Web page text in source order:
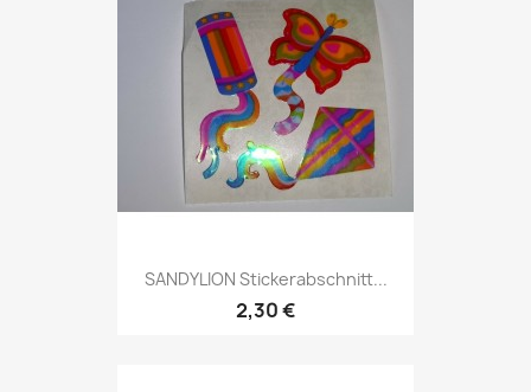
SANDYLION Stickerabschnitt...
2,30 €